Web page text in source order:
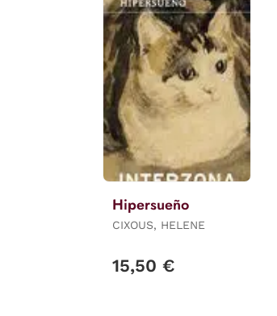
Hipersueño
CIXOUS, HELENE
15,50 €